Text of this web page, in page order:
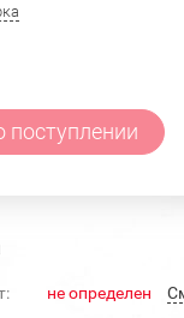
не определен